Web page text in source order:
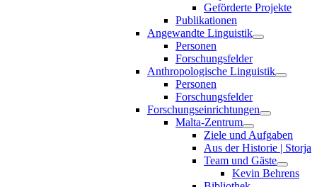
Geförderte Projekte
Publikationen
Angewandte Linguistik
Personen
Forschungsfelder
Anthropologische Linguistik
Personen
Forschungsfelder
Forschungseinrichtungen
Malta-Zentrum
Ziele und Aufgaben
Aus der Historie | Storja
Team und Gäste
Kevin Behrens